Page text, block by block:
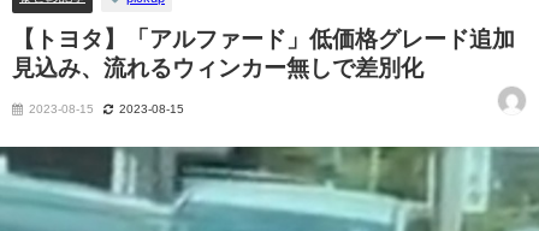
【トヨタ】「アルファード」低価格グレード追加
見込み、流れるウィンカー無しで差別化
2023-08-15 2023-08-15